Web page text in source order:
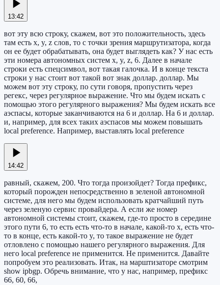
13:42
вот эту всю строку, скажем, вот это положительность, здесь
там есть x, y, z слов, то с точки зрения маршрутизатора, когда
он ее будет обрабатывать, она будет выглядеть как? У нас есть
эти номера автономных систем x, y, z, 6. Далее в начале
строки есть спецсимвол, вот такая галочка. И в конце текста
строки у нас стоит вот такой вот знак доллар. доллар. Мы
можем вот эту строку, по сути говоря, пропустить через
регекс, через регулярное выражение. Что мы будем искать с
помощью этого регулярного выражения? Мы будем искать все
аэспасы, которые заканчиваются на 6 и доллар. На 6 и доллар.
и, например, для всех таких аэспасов мы можем повышать
local preference. Например, выставлять local preference
14:42
равный, скажем, 200. Что тогда произойдет? Тогда префикс,
который порожден непосредственно в зеленой автономной
системе, для него мы будем использовать кратчайший путь
через зеленую сервис провайдера. А если же номер
автономной системы стоит, скажем, где-то просто в середине
этого пути 6, то есть есть что-то в начале, какой-то x, есть что-
то в конце, есть какой-то y, то такое выражение не будет
отловлено с помощью нашего регулярного выражения. Для
него local preference не применится. Не применится. Давайте
попробуем это реализовать. Итак, на марштизаторе смотрим
show ipbgp. Обречь внимание, что у нас, например, префикс
66, 60, 66,